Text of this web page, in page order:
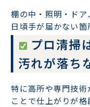
棚の中・照明・ドア
日頃手が届かない箇
プロ清掃
汚れが落ち
特に高所や専門技
ことで仕上がりが格